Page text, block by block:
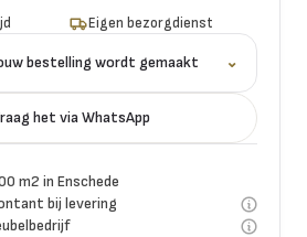
Eigen bezorgdienst
bestelling wordt gemaakt ⌄
het via WhatsApp
m2 in Enschede
bij levering